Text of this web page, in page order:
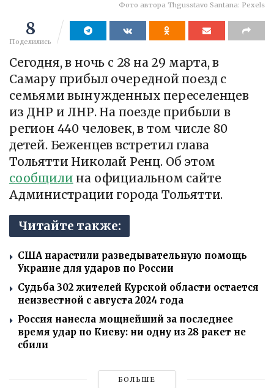
Фото автора Thgusstavo Santana: Pexels
8
Поделились
Сегодня, в ночь с 28 на 29 марта, в
Самару прибыл очередной поезд с
семьями вынужденных переселенцев
из ДНР и ЛНР. На поезде прибыли в
регион 440 человек, в том числе 80
детей. Беженцев встретил глава
Тольятти Николай Ренц. Об этом
сообщили на официальном сайте
Администрации города Тольятти.
Читайте также:
США нарастили разведывательную помощь
Украине для ударов по России
Судьба 302 жителей Курской области остается
неизвестной с августа 2024 года
Россия нанесла мощнейший за последнее
время удар по Киеву: ни одну из 28 ракет не
сбили
БОЛЬШЕ